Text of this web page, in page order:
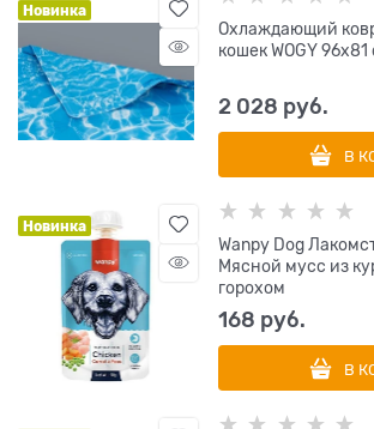
Новинка
Охлаждающий
кошек WOGY
2 028 руб.
В
Новинка
Wanpy Dog
Мясной мусс из
горохом
168 руб.
В